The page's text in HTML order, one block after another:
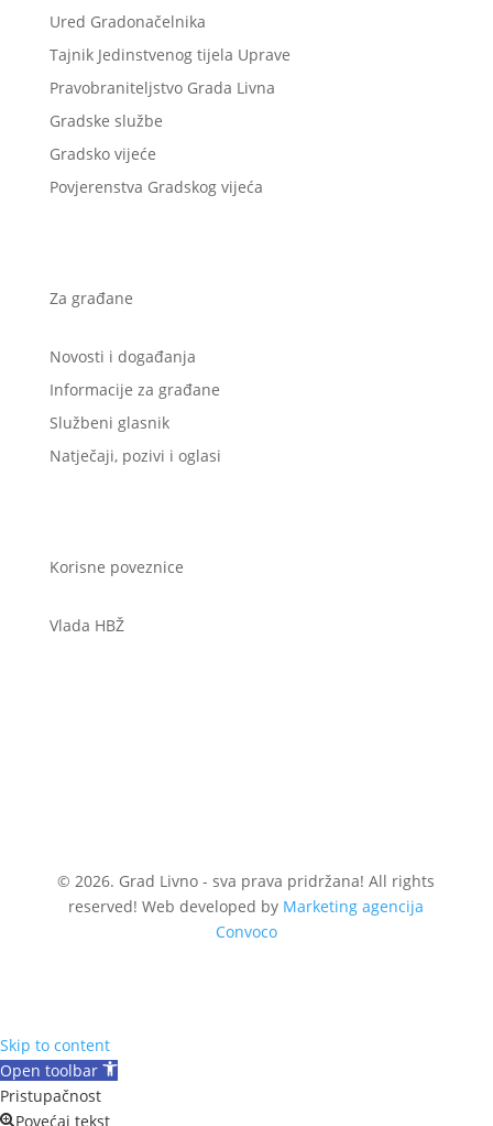
Ured Gradonačelnika
Tajnik Jedinstvenog tijela Uprave
Pravobraniteljstvo Grada Livna
Gradske službe
Gradsko vijeće
Povjerenstva Gradskog vijeća
Za građane
Novosti i događanja
Informacije za građane
Službeni glasnik
Natječaji, pozivi i oglasi
Korisne poveznice
Vlada HBŽ
© 2026. Grad Livno - sva prava pridržana! All rights
reserved! Web developed by Marketing agencija
Convoco
Skip to content
Open toolbar
Pristupačnost
Povećaj tekst